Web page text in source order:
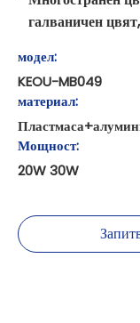
галваничен
модел:
KEOU-MB049
материал:
Мощност:
20W 30W